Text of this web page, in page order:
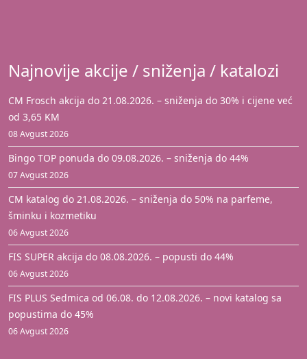
Najnovije akcije / sniženja / katalozi
CM Frosch akcija do 21.08.2026. – sniženja do 30% i cijene već
od 3,65 KM
08 Avgust 2026
Bingo TOP ponuda do 09.08.2026. – sniženja do 44%
07 Avgust 2026
CM katalog do 21.08.2026. – sniženja do 50% na parfeme,
šminku i kozmetiku
06 Avgust 2026
FIS SUPER akcija do 08.08.2026. – popusti do 44%
06 Avgust 2026
FIS PLUS Sedmica od 06.08. do 12.08.2026. – novi katalog sa
popustima do 45%
06 Avgust 2026